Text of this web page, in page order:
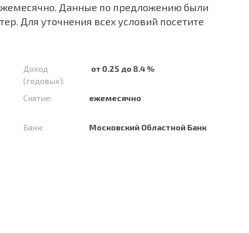
Данные по предложению были
Для уточнения всех условий посетите
Доход
(годовых):
от 0.25 до 8.4 %
Снятие: ежемесячно
Банк: Московский Областной Банк